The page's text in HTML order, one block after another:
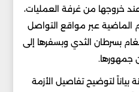
خروجها من غرفة العمليات،
الماضية عبر مواقع التواصل
بسرطان الثدي وبسفرها إلى
جمهورها.
بياناً لتوضيح تفاصيل الأزمة